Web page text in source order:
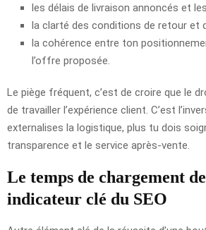
les délais de livraison annoncés et
la clarté des conditions de retour et
la cohérence entre ton
l’offre proposée.
Le piège fréquent, c’est de croire que le
de travailler l’expérience client. C’est
externalises la logistique, plus tu dois
transparence et le service après-vente.
Le temps de chargement
indicateur clé du SEO